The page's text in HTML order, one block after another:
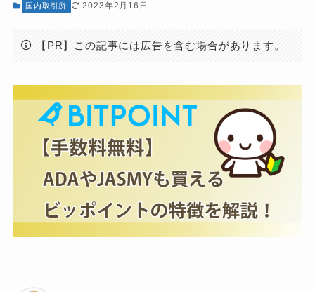
国内取引所 2023年2月16日
【PR】この記事には広告を含む場合があります。